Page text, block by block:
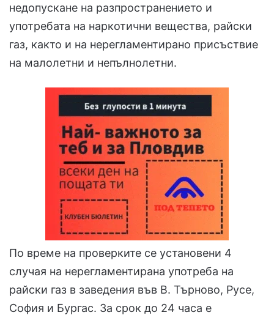
недопускане на разпространението и
употребата на наркотични вещества, райски
газ, както и на нерегламентирано присъствие
на малолетни и непълнолетни.
По време на проверките се установени 4
случая на нерегламентирана употреба на
райски газ в заведения във В. Търново, Русе,
София и Бургас. За срок до 24 часа е